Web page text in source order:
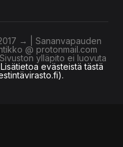
→ | Sananvapauden
@ protonmail.com
ylläpito ei luovuta
Lisätietoa evästeistä tästä